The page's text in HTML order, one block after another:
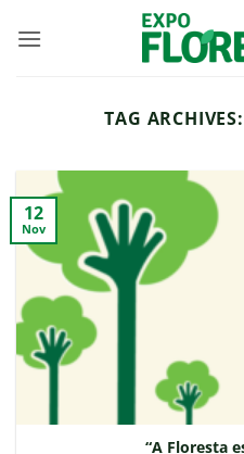
TAG ARCHIVES:
“A Floresta
12
Nov